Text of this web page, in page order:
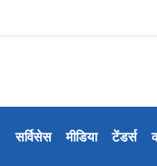
सर्विसेस मीडिया टेंडर्स